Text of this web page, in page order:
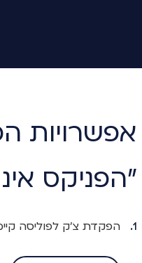
אפשרויות
"הפניקס
הפקדת צ'ק לפוליסה